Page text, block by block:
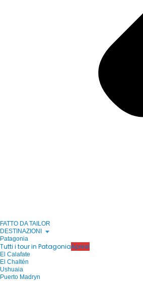
FATTO DA TAILOR
DESTINAZIONI
Patagonia
Tutti i tour in PatagoniaAprire!
El Calafate
El Chaltén
Ushuaia
Puerto Madryn